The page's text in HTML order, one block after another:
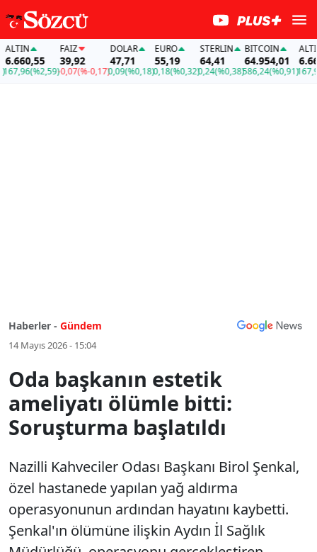
(%2,59)
FAİZ
39,92
-0,07(%-0,17)
DOLAR
47,71
0,09(%0,18)
EURO
55,19
0,18(%0,32)
STERLIN
64,41
0,24(%0,38)
BITCOIN
64.954,01
586,24(%0,91)
ALTIN
167,96
Haberler - Gündem
14 Mayıs 2026 - 15:04
Oda başkanın estetik
ameliyatı ölümle bitti:
Soruşturma başlatıldı
Nazilli Kahveciler Odası Başkanı Birol Şenkal,
özel hastanede yapılan yağ aldırma
operasyonunun ardından hayatını kaybetti.
Şenkal'ın ölümüne ilişkin Aydın İl Sağlık